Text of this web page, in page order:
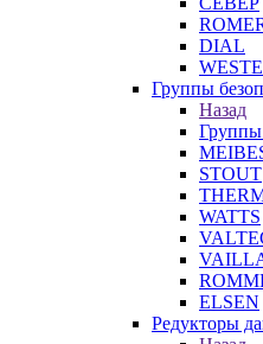
DIAL
Группы
Назад
Группы
STOUT
WATTS
ELSEN
Редукторы